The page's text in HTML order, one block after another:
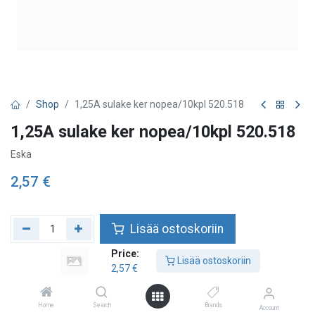
Price:
2,57€
Lisää ostoskoriin
Home Search Brands Account
Shop 1,25A sulake ker nopea/10kpl 520.518
1,25A sulake ker nopea/10kpl 520.518
Eska
2,57 €
Lisää ostoskoriin
Lisää toivelistalle